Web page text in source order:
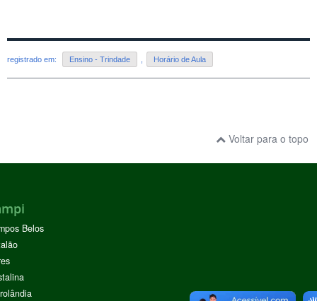
registrado em: Ensino - Trindade Horário de Aula
Voltar para o topo
Belos